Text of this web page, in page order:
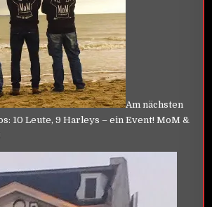
Am nächsten
10 Leute, 9 Harleys – ein Event! MoM &